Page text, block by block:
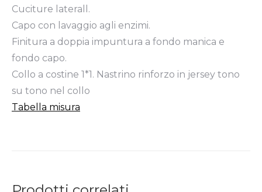
Cuciture laterall.
Capo con lavaggio agli enzimi.
Finitura a doppia impuntura a fondo manica e
fondo capo.
Collo a costine 1*1. Nastrino rinforzo in jersey tono
su tono nel collo
Tabella misura